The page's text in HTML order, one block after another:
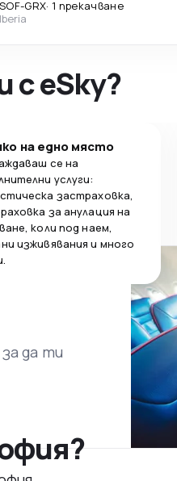
SOF-GRX· 1 прекачване
Iberia
с eSky?
на едно място
се на
услуги:
застраховка,
за анулация на
коли под наем,
изживявания и много
да ти